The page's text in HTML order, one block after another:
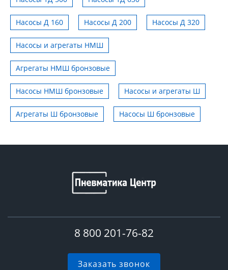
Насосы Д 160 Насосы Д 200 Насосы Д 320
Насосы и агрегаты НМШ
Агрегаты НМШ бронзовые
Насосы НМШ бронзовые Насосы и агрегаты Ш
Агрегаты Ш бронзовые Насосы Ш бронзовые
8 800 201-76-82
Заказать звонок